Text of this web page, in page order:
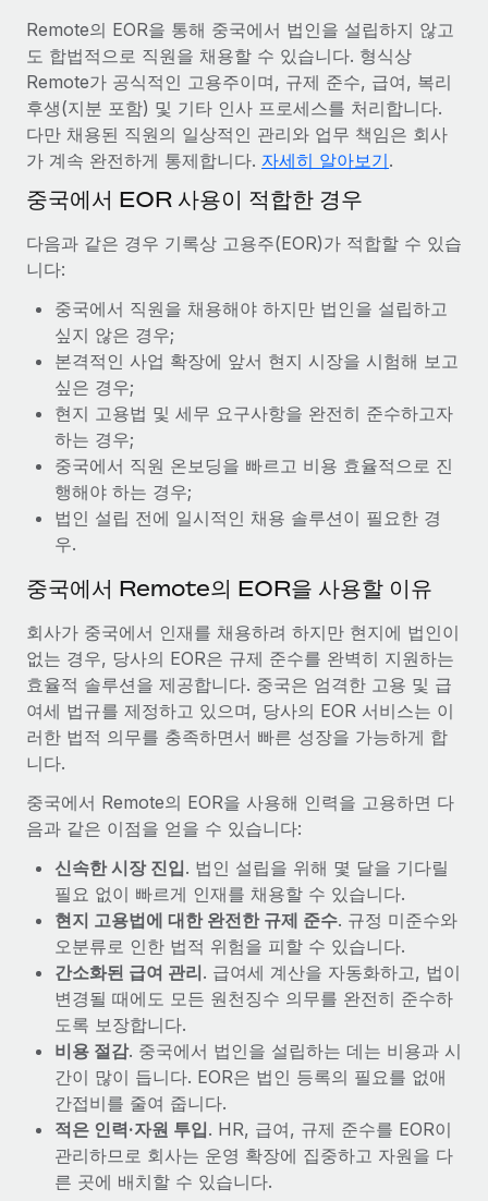
Compliance Watchtower
규정 준수 관련 위험에 선제적으로 대응
기기 관리
전 세계 IT 장비 제공 및 추적 관리
법인 설립
글로벌 인재 이동 및 전근
직원 해외 이전을 간편하게 처리
복리후생
손쉬운 직원 복리후생 관리
블로그
글로벌 급여
EOR 및 PEO
계약자 관리
세금
블로그
Remote 제품 관련 소식: Gusto 및 Xero와의 통합과
Remote Contractor Management Plus
Remote의 사명은 모든 규모의 기업이 전 세계 어디서든 업무에 가
장 적합 사람을 찾아 채용 및 관리하고 급여를 지급하도록 돕는 것
입니다. 이를 위해 최근 몇 주 동안 새로운...
Shootsta가 Remote를 통해 네 개의 시장에서 글로벌
채용을 확장한 방법
비디오 콘텐츠를 활용한 마케팅이 계속해서 인기를 끌면서, 기업들
에게는 흥미롭고 전문적인 비디오 제작이 어느 때보다 중요해졌습
니다. 그러나 대부분의 회사들은 그렇게 높은 품질의...
자세히 알아보기
Remote의 EOR을 통해 중국에서 법인을 설립하지 않고
도 합법적으로 직원을 채용할 수 있습니다. 형식상
Remote가 공식적인 고용주이며, 규제 준수, 급여, 복리
후생(지분 포함) 및 기타 인사 프로세스를 처리합니다.
다만 채용된 직원의 일상적인 관리와 업무 책임은 회사
가 계속 완전하게 통제합니다. 자세히 알아보기.
중국에서 EOR 사용이 적합한 경우
다음과 같은 경우 기록상 고용주(EOR)가 적합할 수 있습
니다:
중국에서 직원을 채용해야 하지만 법인을 설립하고
싶지 않은 경우;
본격적인 사업 확장에 앞서 현지 시장을 시험해 보고
싶은 경우;
현지 고용법 및 세무 요구사항을 완전히 준수하고자
하는 경우;
중국에서 직원 온보딩을 빠르고 비용 효율적으로 진
행해야 하는 경우;
법인 설립 전에 일시적인 채용 솔루션이 필요한 경
우.
중국에서 Remote의 EOR을 사용할 이유
회사가 중국에서 인재를 채용하려 하지만 현지에 법인이
없는 경우, 당사의 EOR은 규제 준수를 완벽히 지원하는
효율적 솔루션을 제공합니다. 중국은 엄격한 고용 및 급
여세 법규를 제정하고 있으며, 당사의 EOR 서비스는 이
러한 법적 의무를 충족하면서 빠른 성장을 가능하게 합
니다.
중국에서 Remote의 EOR을 사용해 인력을 고용하면 다
음과 같은 이점을 얻을 수 있습니다:
신속한 시장 진입. 법인 설립을 위해 몇 달을 기다릴
필요 없이 빠르게 인재를 채용할 수 있습니다.
현지 고용법에 대한 완전한 규제 준수. 규정 미준수와
오분류로 인한 법적 위험을 피할 수 있습니다.
간소화된 급여 관리. 급여세 계산을 자동화하고, 법이
변경될 때에도 모든 원천징수 의무를 완전히 준수하
도록 보장합니다.
비용 절감. 중국에서 법인을 설립하는 데는 비용과 시
간이 많이 듭니다. EOR은 법인 등록의 필요를 없애
간접비를 줄여 줍니다.
적은 인력·자원 투입. HR, 급여, 규제 준수를 EOR이
관리하므로 회사는 운영 확장에 집중하고 자원을 다
른 곳에 배치할 수 있습니다.